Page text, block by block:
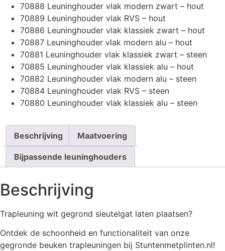
70888 Leuninghouder vlak modern zwart – hout
70889 Leuninghouder vlak RVS – hout
70886 Leuninghouder vlak klassiek zwart – hout
70887 Leuninghouder vlak modern alu – hout
70881 Leuninghouder vlak klassiek zwart – steen
70885 Leuninghouder vlak klassiek alu – hout
70882 Leuninghouder vlak modern alu – steen
70884 Leuninghouder vlak RVS – steen
70880 Leuninghouder vlak klassiek alu – steen
Beschrijving Maatvoering
Bijpassende leuninghouders
Beschrijving
Trapleuning wit gegrond sleutelgat laten plaatsen?
Ontdek de schoonheid en functionaliteit van onze
gegronde beuken trapleuningen bij Stuntenmetplinten.nl!